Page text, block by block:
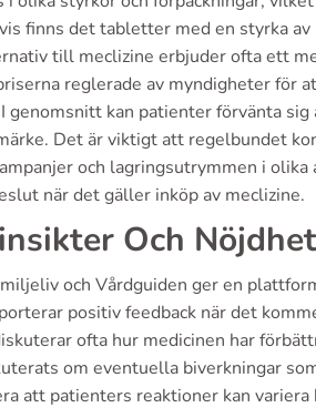
finns det tabletter med en styrka
till meclizine erbjuder ofta ett
reglerade av myndigheter
genomsnitt kan patienter förvänta
Det är viktigt att regelbundet
och lagringsutrymmen i
när det gäller inköp av meclizine.
Och
och Vårdguiden ger en
positiv feedback när det
ofta hur medicinen har
om eventuella biverkningar
att patienters reaktioner kan